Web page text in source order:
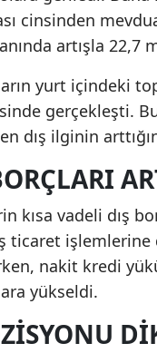
cinsinden
artışla 22,7
yurt içindeki
gerçekleşti.
dış ilginin
kısa vadeli dış
ticaret
nakit kredi
yükseldi.